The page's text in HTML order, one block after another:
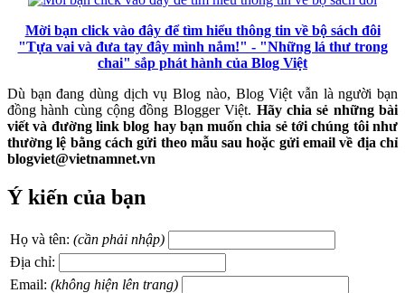
Mời bạn click vào đây để tìm hiểu thông tin về bộ sách đôi
"Tựa vai và đưa tay đây mình nắm!" - "Những lá thư trong
chai" sắp phát hành của Blog Việt
Dù bạn đang dùng dịch vụ Blog nào, Blog Việt vẫn là người bạn
đồng hành cùng cộng đồng Blogger Việt. Hãy chia sẻ những bài
viết và đường link blog hay bạn muốn chia sẻ tới chúng tôi như
thường lệ bằng cách gửi theo mẫu sau hoặc gửi email về địa chỉ
blogviet@vietnamnet.vn
Ý kiến của bạn
Họ và tên: (cần phải nhập)
Địa chỉ:
Email: (không hiện lên trang)